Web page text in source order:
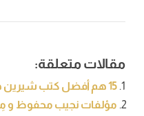
مقالات متعلقة:
15 هم أفضل كتب شيرين هنائي كاتبة روايات الرعب
مؤلفات نجيب محفوظ و مِن